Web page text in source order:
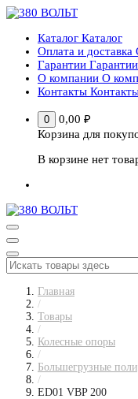
Перейти
содержимому
Каталог Каталог
Оплата и доставка
Гарантии Гарантии
О компании О
Контакты
0 0,00 ₽
Корзина для
В корзине нет
Главная
/
Товары
/
Колесные опоры
/
Большегрузные
/
ED01 VBP 200